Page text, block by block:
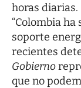
horas diarias.
“Colombia
soporte
recientes
Gobierno
que no